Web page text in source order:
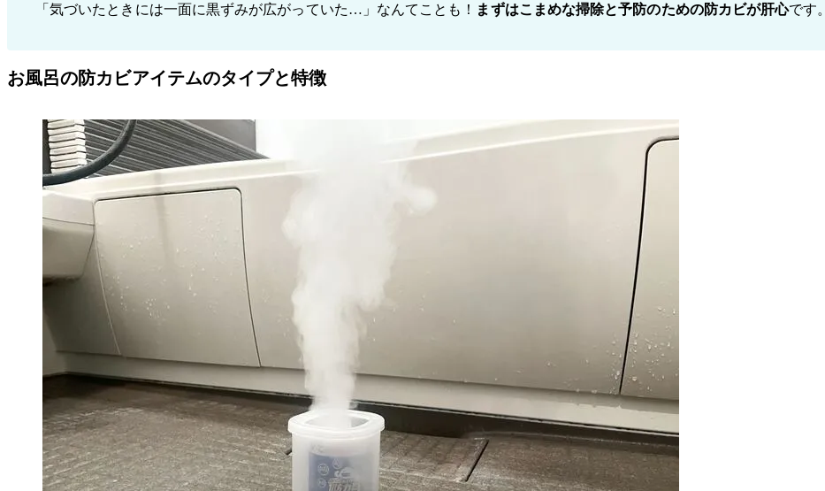
「気づいたときには一面に黒ずみが広がっていた…」なんてことも！ まずはこまめな掃除と予防のための防カビが肝心です。
お風呂の防カビアイテムのタイプと特徴